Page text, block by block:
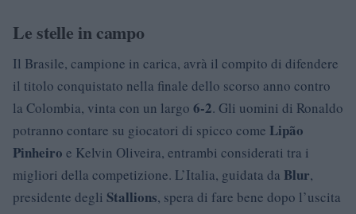
Le stelle in campo
Il Brasile, campione in carica, avrà il compito di difendere
il titolo conquistato nella finale dello scorso anno contro
la Colombia, vinta con un largo 6-2. Gli uomini di Ronaldo
potranno contare su giocatori di spicco come Lipão
Pinheiro e Kelvin Oliveira, entrambi considerati tra i
migliori della competizione. L’Italia, guidata da Blur,
presidente degli Stallions, spera di fare bene dopo l’uscita